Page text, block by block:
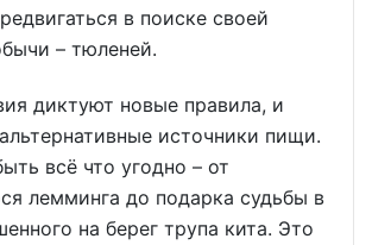
в поиске своей
– тюленей.
диктуют новые правила, и
источники пищи.
всё что угодно – от
лемминга до подарка судьбы в
на берег трупа кита. Это